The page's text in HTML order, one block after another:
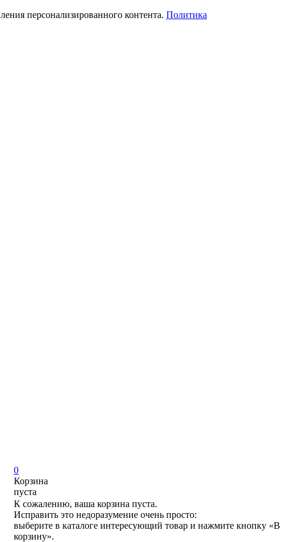
персонализированного контента. Политика
0
Корзина
пуста
К сожалению, ваша корзина пуста.
Исправить это недоразумение очень просто:
выберите в каталоге интересующий товар и нажмите кнопку «В
корзину».